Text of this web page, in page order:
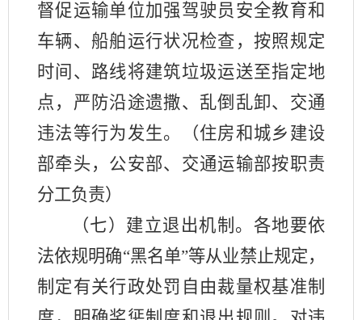
督促运输单位加强驾驶员安全教育和
车辆、船舶运行状况检查，按照规定
时间、路线将建筑垃圾运送至指定地
点，严防沿途遗撒、乱倒乱卸、交通
违法等行为发生。（住房和城乡建设
部牵头，公安部、交通运输部按职责
分工负责）
（七）建立退出机制。各地要依
法依规明确“黑名单”等从业禁止规定，
制定有关行政处罚自由裁量权基准制